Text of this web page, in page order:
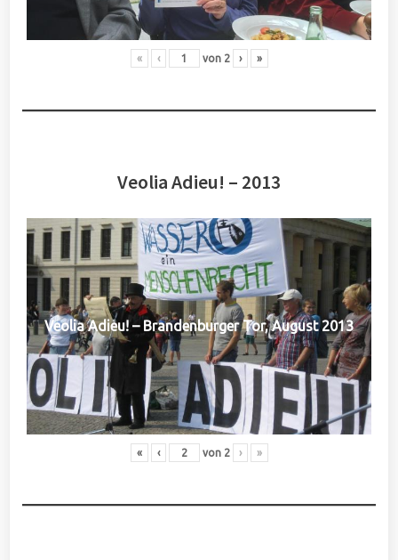
« ‹ von 2 › »
Veolia Adieu! – 2013
Veolia Adieu! – Brandenburger Tor, August 2013
« ‹ von 2 › »